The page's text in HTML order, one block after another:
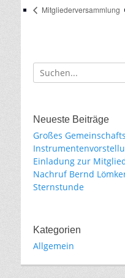
Mitgliederversammlung
Suche
für:
Neueste Beiträge
Großes
Einladung zur
Nachruf Bernd
Sternstunde
Kategorien
Allgemein